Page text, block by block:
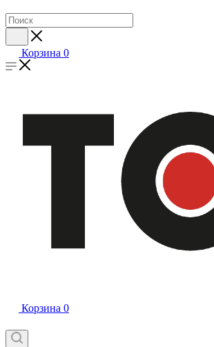
Корзина 0
Корзина 0